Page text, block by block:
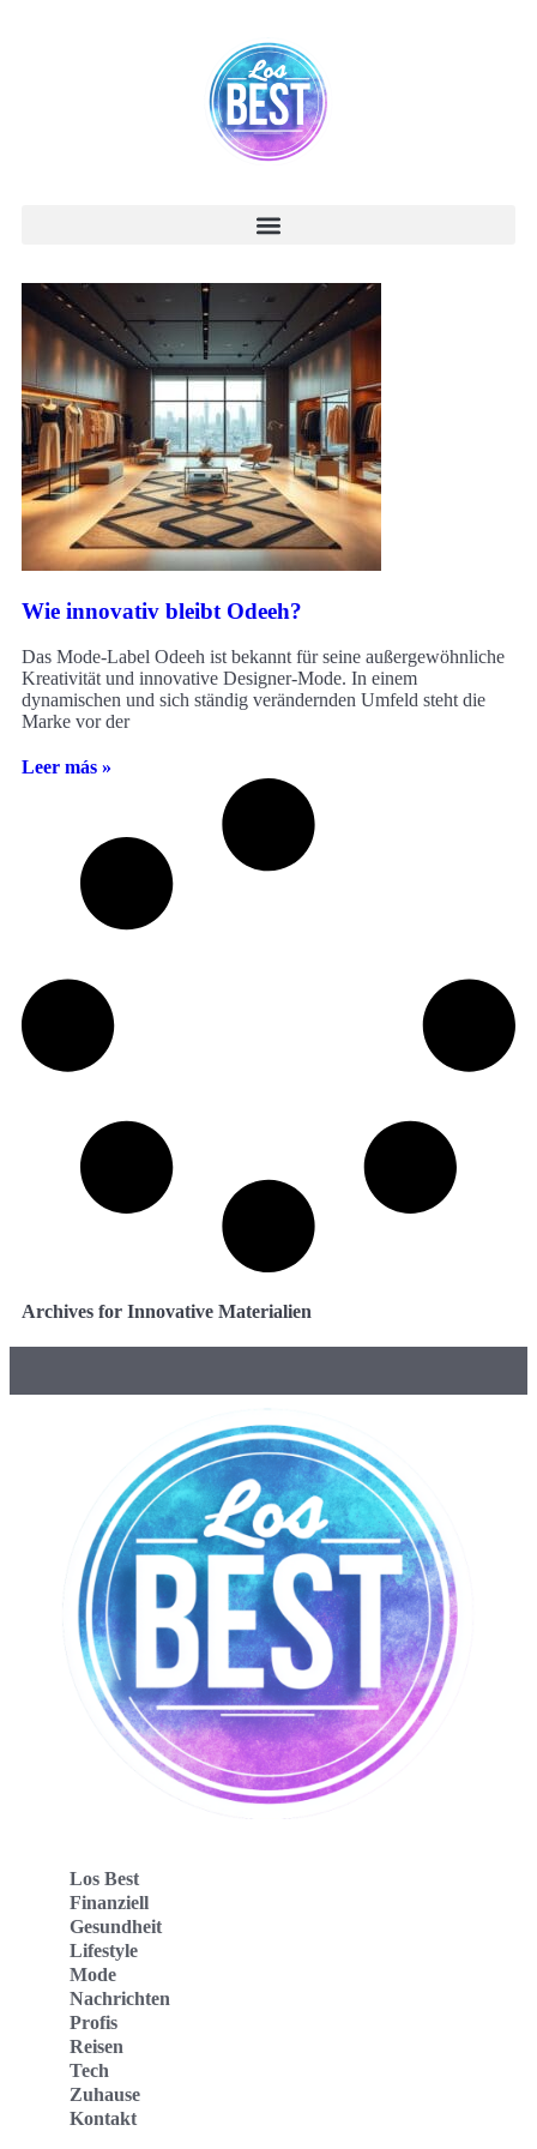
Wie innovativ bleibt Odeeh?
Das Mode-Label Odeeh ist bekannt für seine außergewöhnliche
Kreativität und innovative Designer-Mode. In einem
dynamischen und sich ständig verändernden Umfeld steht die
Marke vor der
Leer más »
Archives for Innovative Materialien
Los Best
Finanziell
Gesundheit
Lifestyle
Mode
Nachrichten
Profis
Reisen
Tech
Zuhause
Kontakt